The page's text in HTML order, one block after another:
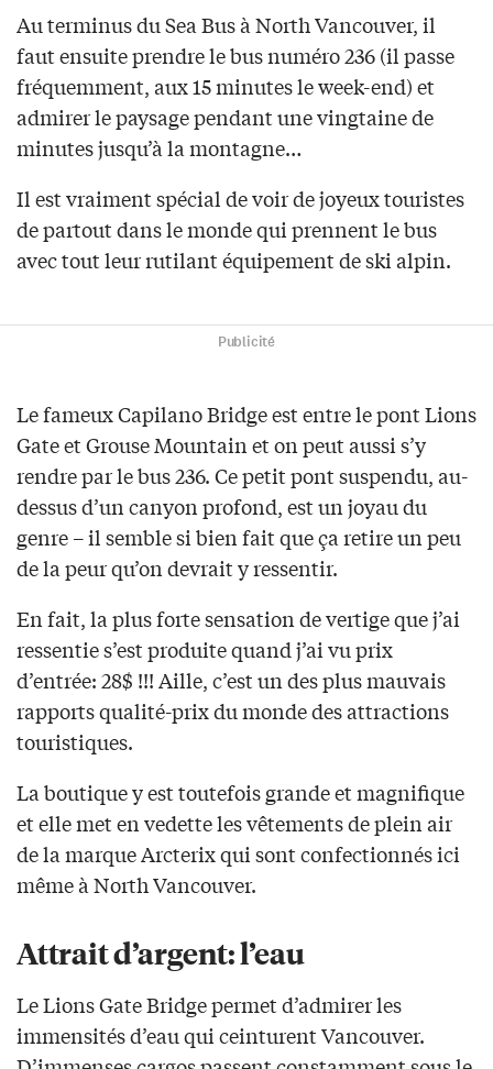
Au terminus du Sea Bus à North Vancouver, il
faut ensuite prendre le bus numéro 236 (il passe
fréquemment, aux 15 minutes le week-end) et
admirer le paysage pendant une vingtaine de
minutes jusqu’à la montagne…
Il est vraiment spécial de voir de joyeux touristes
de partout dans le monde qui prennent le bus
avec tout leur rutilant équipement de ski alpin.
Publicité
Le fameux Capilano Bridge est entre le pont Lions
Gate et Grouse Mountain et on peut aussi s’y
rendre par le bus 236. Ce petit pont suspendu, au-
dessus d’un canyon profond, est un joyau du
genre – il semble si bien fait que ça retire un peu
de la peur qu’on devrait y ressentir.
En fait, la plus forte sensation de vertige que j’ai
ressentie s’est produite quand j’ai vu prix
d’entrée: 28$ !!! Aille, c’est un des plus mauvais
rapports qualité-prix du monde des attractions
touristiques.
La boutique y est toutefois grande et magnifique
et elle met en vedette les vêtements de plein air
de la marque Arcterix qui sont confectionnés ici
même à North Vancouver.
Attrait d’argent: l’eau
Le Lions Gate Bridge permet d’admirer les
immensités d’eau qui ceinturent Vancouver.